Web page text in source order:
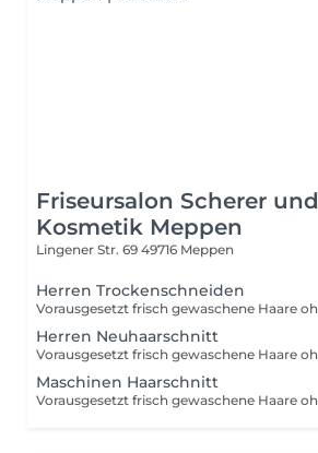
Friseursalon Scherer und
Kosmetik Meppen
Lingener Str. 69 49716 Meppen
Herren Trockenschneiden
Herren Neuhaarschnitt
Maschinen Haarschnitt